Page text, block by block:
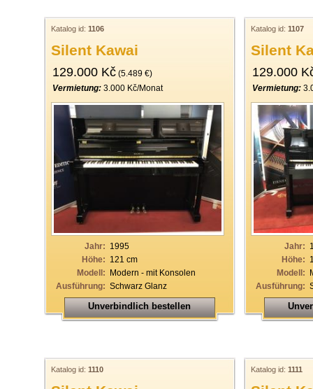
Katalog id: 1106
Silent Kawai
129.000 Kč (5.489 €)
Vermietung: 3.000 Kč/Monat
Jahr: 1995
Höhe: 121 cm
Modell: Modern - mit Konsolen
Ausführung: Schwarz Glanz
Unverbindlich bestellen
Katalog id: 1107
Silent
129.000
Vermietung:
Jahr:
Höhe:
Modell:
Ausführung:
Katalog id: 1110 Katalog id: 1111